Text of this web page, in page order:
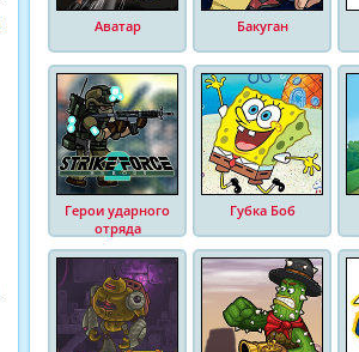
Аватар Бакуган
Герои ударного
отряда
Губка Боб